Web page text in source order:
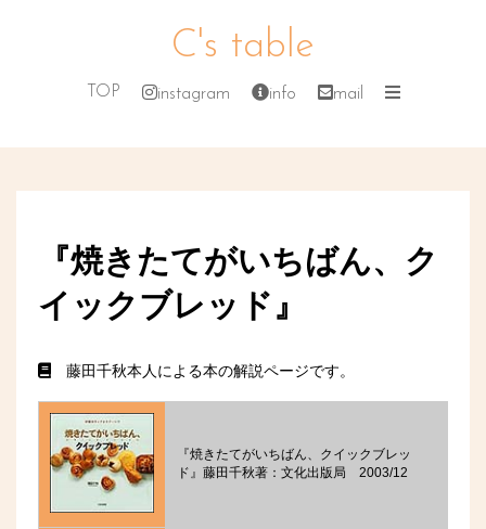
C's table
TOP instagram info mail
『焼きたてがいちばん、ク
イックブレッド』
藤田千秋本人による本の解説ページです。
『焼きたてがいちばん、クイックブレッ
ド』藤田千秋著：文化出版局 2003/12